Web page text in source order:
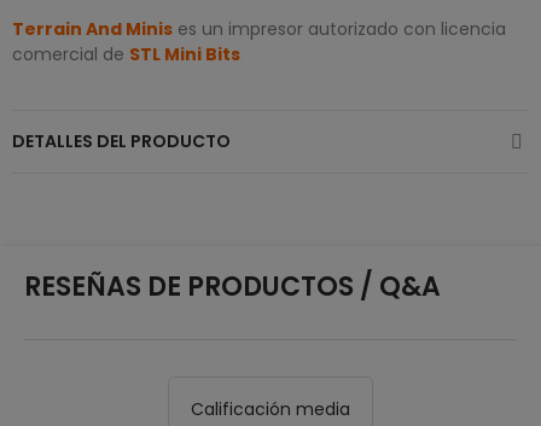
Terrain And Minis es un impresor autorizado con licencia
comercial de STL Mini Bits
DETALLES DEL PRODUCTO
RESEÑAS DE PRODUCTOS / Q&A
Calificación media